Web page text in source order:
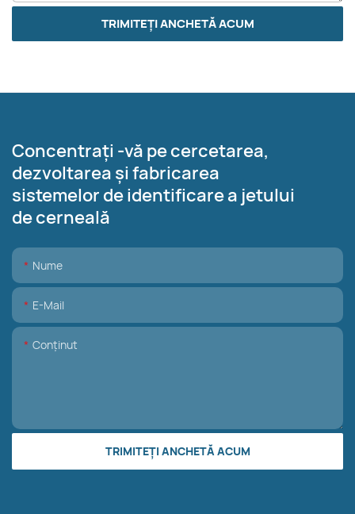
TRIMITEȚI ANCHETĂ ACUM
Concentrați -vă pe cercetarea,
dezvoltarea și fabricarea
sistemelor de identificare a jetului
de cerneală
Nume
E-Mail
Conţinut
TRIMITEȚI ANCHETĂ ACUM